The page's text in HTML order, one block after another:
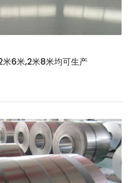
6米,2米8米均可生产